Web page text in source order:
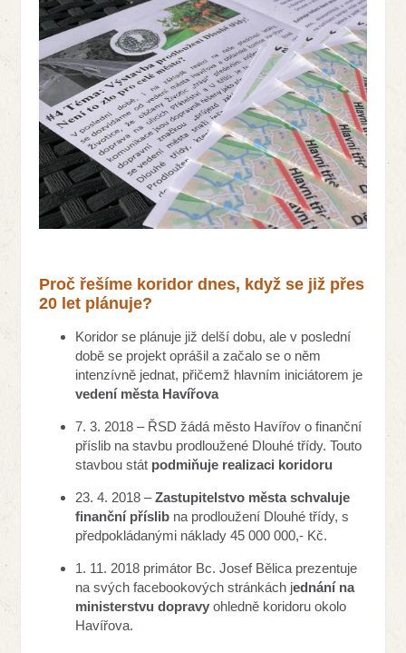
Proč řešíme koridor dnes, když se již přes
20 let plánuje?
Koridor se plánuje již delší dobu, ale v poslední
době se projekt oprášil a začalo se o něm
intenzívně jednat, přičemž hlavním iniciátorem je
vedení města Havířova
7. 3. 2018 – ŘSD žádá město Havířov o finanční
příslib na stavbu prodloužené Dlouhé třídy. Touto
stavbou stát podmiňuje realizaci koridoru
23. 4. 2018 –Zastupitelstvo města schvaluje
finanční příslib na prodloužení Dlouhé třídy, s
předpokládanými náklady 45 000 000,- Kč.
1. 11. 2018 primátor Bc. Josef Bělica prezentuje
na svých facebookových stránkách jednání na
ministerstvu dopravy ohledně koridoru okolo
Havířova.